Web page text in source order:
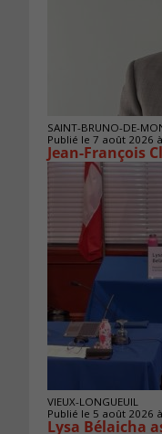
SAINT-BRUNO-DE-
Publié le 7 août 2026
Jean-François
VIEUX-LONGUEUIL
Publié le 5 août 2026
Lysa Bélaicha